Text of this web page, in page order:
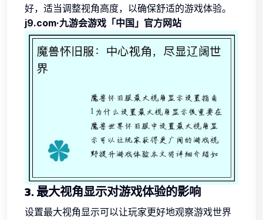
好，适当调整视角高度，以确保舒适的游戏体验。
j9.com·九游会游戏「中国」官方网站
3. 最大视角显示对游戏体验的影响
设置最大视角显示可以让玩家更好地观察游戏世界